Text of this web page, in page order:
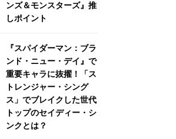
ンズ＆モンスターズ』推
しポイント
『スパイダーマン：ブラ
ンド・ニュー・デイ』で
重要キャラに抜擢！「ス
トレンジャー・シング
ス」でブレイクした世代
トップのセイディー・シ
ンクとは？